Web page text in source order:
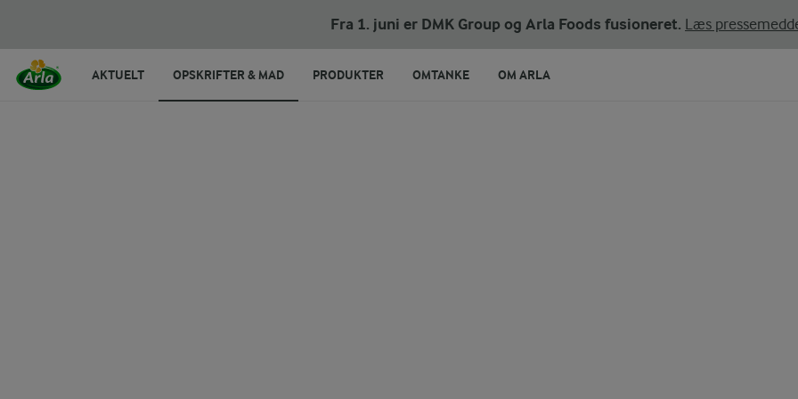
Fra 1. juni er DMK Group og Arla Foods fusioneret. Læs
AKTUELT OPSKRIFTER & MAD PRODUKTER OMTANKE OM ARLA